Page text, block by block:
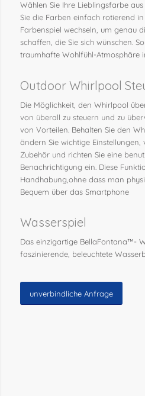
Wählen Sie Ihre Lieblingsfarbe
Sie die Farben einfach rotierend
Farbenspiel wechseln, um genau
schaffen, die Sie sich wünschen.
traumhafte Wohlfühl-Atmosphäre
Outdoor Whirlpool
Die Möglichkeit, den Whirlpool
von überall zu steuern und zu
von Vorteilen. Behalten Sie den
ändern Sie wichtige Einstellungen,
Zubehör und richten Sie eine
Benachrichtigung ein. Diese
Handhabung,ohne dass man
Bequem über das Smartphone
Wasserspiel
Das einzigartige BellaFontana™-
faszinierende, beleuchtete
unverbindliche Anfrage